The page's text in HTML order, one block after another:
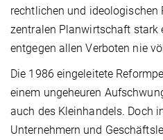
rechtlichen und ideologischen
zentralen Planwirtschaft stark
entgegen allen Verboten nie
Die 1986 eingeleitete
einem ungeheuren
auch des Kleinhandels. Doch
Unternehmern und